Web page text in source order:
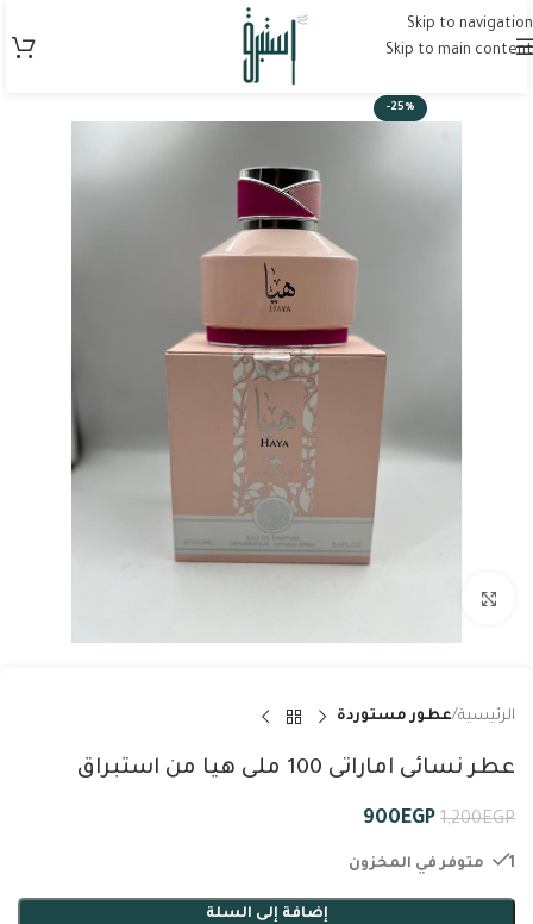
Skip to navigation
Skip to main content
-25%
الرئيسية عطور مستوردة
عطر نسائى اماراتى 100 ملى هيا من استبراق
1,200EGP
900EGP
1 متوفر في المخزون
إضافة إلى السلة